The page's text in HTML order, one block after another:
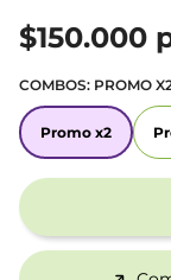
$150.000
COMBOS: PROMO
Promo x2
Promo x2